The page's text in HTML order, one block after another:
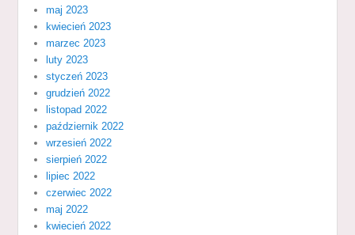
maj 2023
kwiecień 2023
marzec 2023
luty 2023
styczeń 2023
grudzień 2022
listopad 2022
październik 2022
wrzesień 2022
sierpień 2022
lipiec 2022
czerwiec 2022
maj 2022
kwiecień 2022